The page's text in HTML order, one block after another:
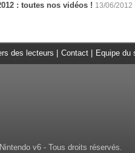
: toutes nos vidéos ! 13/06/2012
des lecteurs Contact Equipe du
v6 - Tous droits réservés.